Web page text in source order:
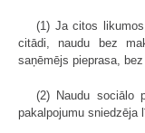
(1) Ja citos
citādi, naudu bez
saņēmējs pieprasa,
(2) Naudu sociālo
pakalpojumu sniedzēja